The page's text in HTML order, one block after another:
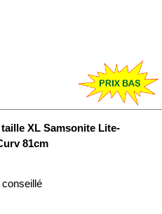
XL Samsonite Lite-
81cm